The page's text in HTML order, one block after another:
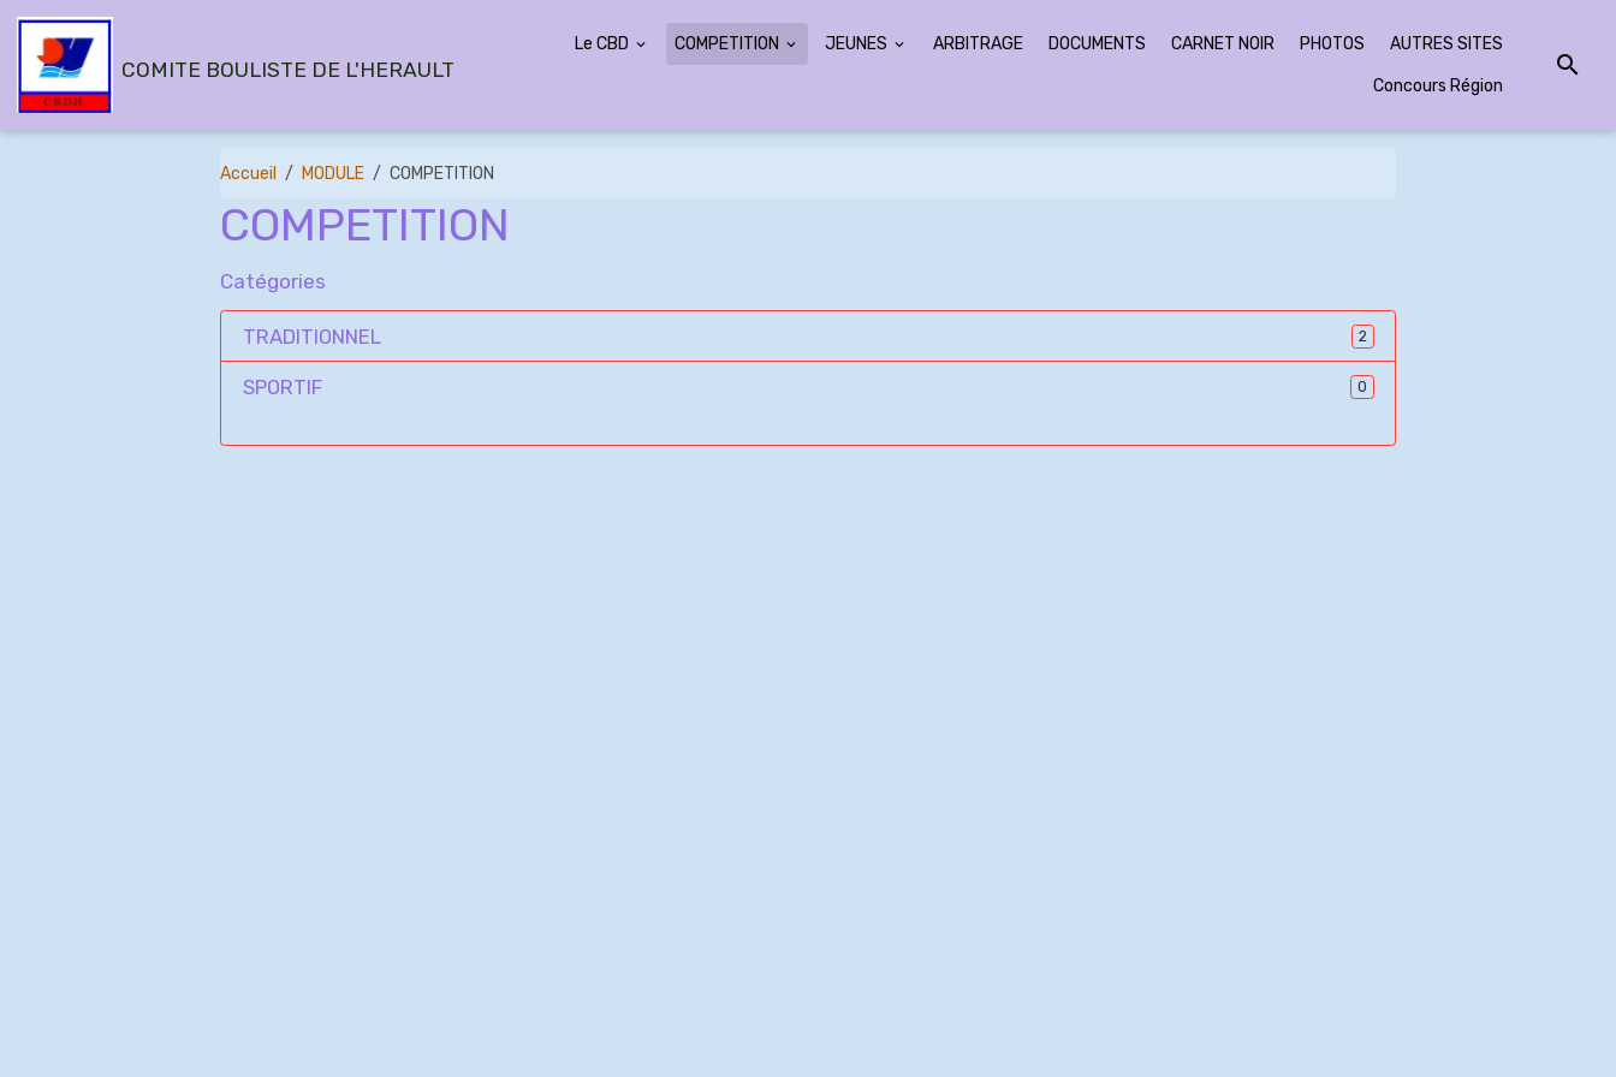
COMITE BOULISTE DE L'HERAULT
Le CBD COMPETITION JEUNES ARBITRAGE DOCUMENTS CARNET NOIR PHOTOS AUTRES SITES
Concours Région
Accueil MODULE COMPETITION
COMPETITION
Catégories
TRADITIONNEL 2
SPORTIF 0